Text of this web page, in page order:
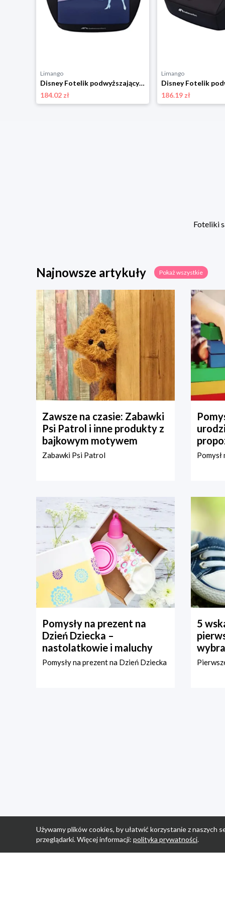
Limango
Disney Fotelik podwyższający "Disney Manga I-FIX Authentic Frozen" rozmiar: onesize
184.02 zł
Limango
186.19 zł
Foteliki
Najnowsze artykuły Pokaż wszystkie
Zawsze na czasie: Zabawki
Psi Patrol i inne produkty z
bajkowym motywem
Zabawki Psi Patrol
Pomysły na prezent na
Dzień Dziecka –
nastolatkowie i maluchy
Pomysły na prezent na Dzień Dziecka
5
Używamy plików cookies, by ułatwić korzystanie z naszych
przeglądarki. Więcej informacji: polityka prywatności.